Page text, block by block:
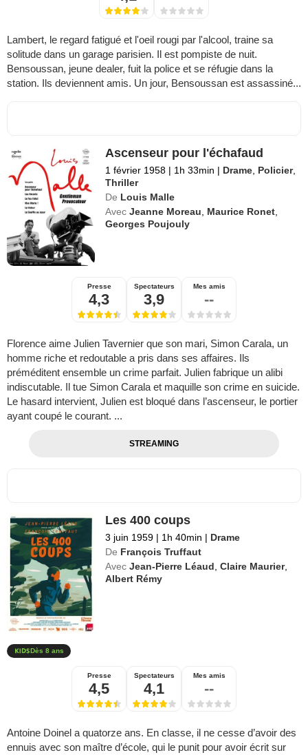
Lambert, le regard fatigué et l'oeil rougi par l'alcool, traine sa
solitude dans un garage parisien. Il est pompiste de nuit.
Bensoussan, jeune dealer, fuit la police et se réfugie dans la
station. Ils deviennent amis. Un jour, Bensoussan est assassiné...
Ascenseur pour l'échafaud
1 février 1958 | 1h 33min | Drame, Policier,
Thriller
De Louis Malle
Avec Jeanne Moreau, Maurice Ronet,
Georges Poujouly
Presse
4,3
Spectateurs
3,9
Mes amis
--
Florence aime Julien Tavernier que son mari, Simon Carala, un
homme riche et redoutable a pris dans ses affaires. Ils
préméditent ensemble un crime parfait. Julien fabrique un alibi
indiscutable. Il tue Simon Carala et maquille son crime en suicide.
Le hasard intervient, Julien est bloqué dans l’ascenseur, le portier
ayant coupé le courant. ...
STREAMING
Les 400 coups
3 juin 1959 | 1h 40min | Drame
De François Truffaut
Avec Jean-Pierre Léaud,Claire Maurier,
Albert Rémy
Dès 8 ans
Presse
4,5
Spectateurs
4,1
Mes amis
--
Antoine Doinel a quatorze ans. En classe, il ne cesse d’avoir des
ennuis avec son maître d’école, qui le punit pour avoir écrit sur